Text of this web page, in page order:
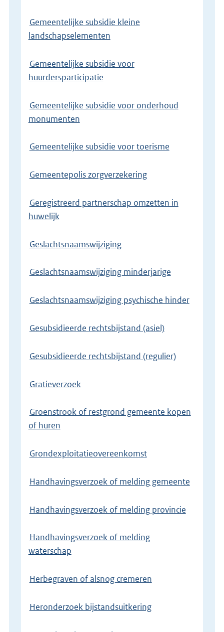
Gemeentelijke subsidie kleine
landschapselementen
Gemeentelijke subsidie voor
huurdersparticipatie
Gemeentelijke subsidie voor onderhoud
monumenten
Gemeentelijke subsidie voor toerisme
Gemeentepolis zorgverzekering
Geregistreerd partnerschap omzetten in
huwelijk
Geslachtsnaamswijziging
Geslachtsnaamswijziging minderjarige
Geslachtsnaamswijziging psychische hinder
Gesubsidieerde rechtsbijstand (asiel)
Gesubsidieerde rechtsbijstand (regulier)
Gratieverzoek
Groenstrook of restgrond gemeente kopen
of huren
Grondexploitatieovereenkomst
Handhavingsverzoek of melding gemeente
Handhavingsverzoek of melding provincie
Handhavingsverzoek of melding
waterschap
Herbegraven of alsnog cremeren
Heronderzoek bijstandsuitkering